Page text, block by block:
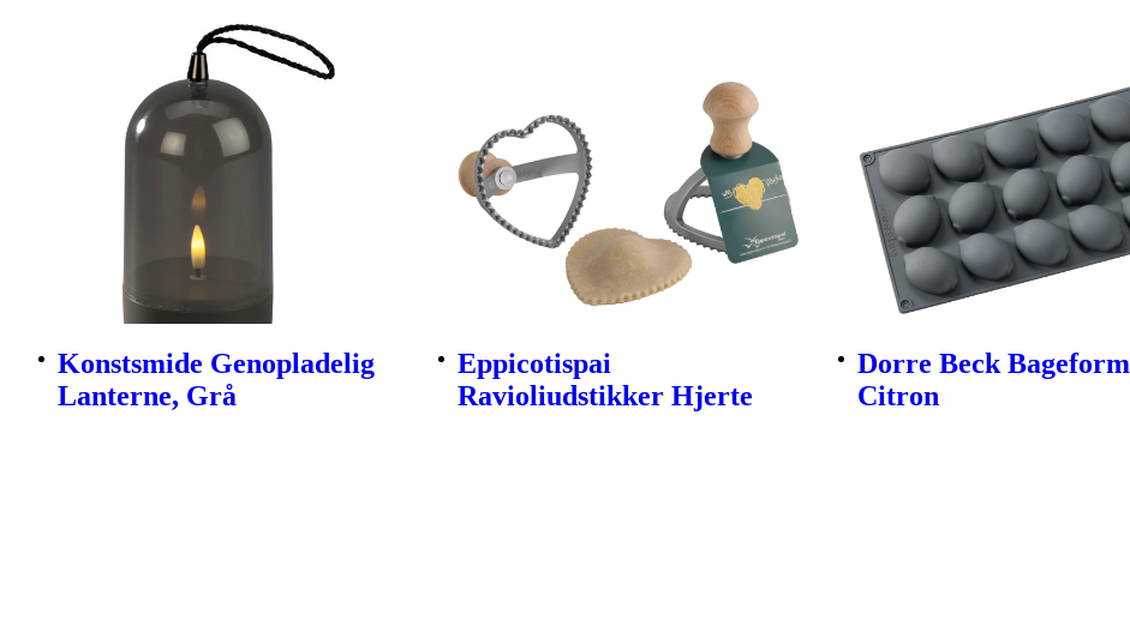
Konstsmide Genopladelig
Lanterne, Grå
Eppicotispai
Ravioliudstikker Hjerte
Dorre Beck Bageform
Citron